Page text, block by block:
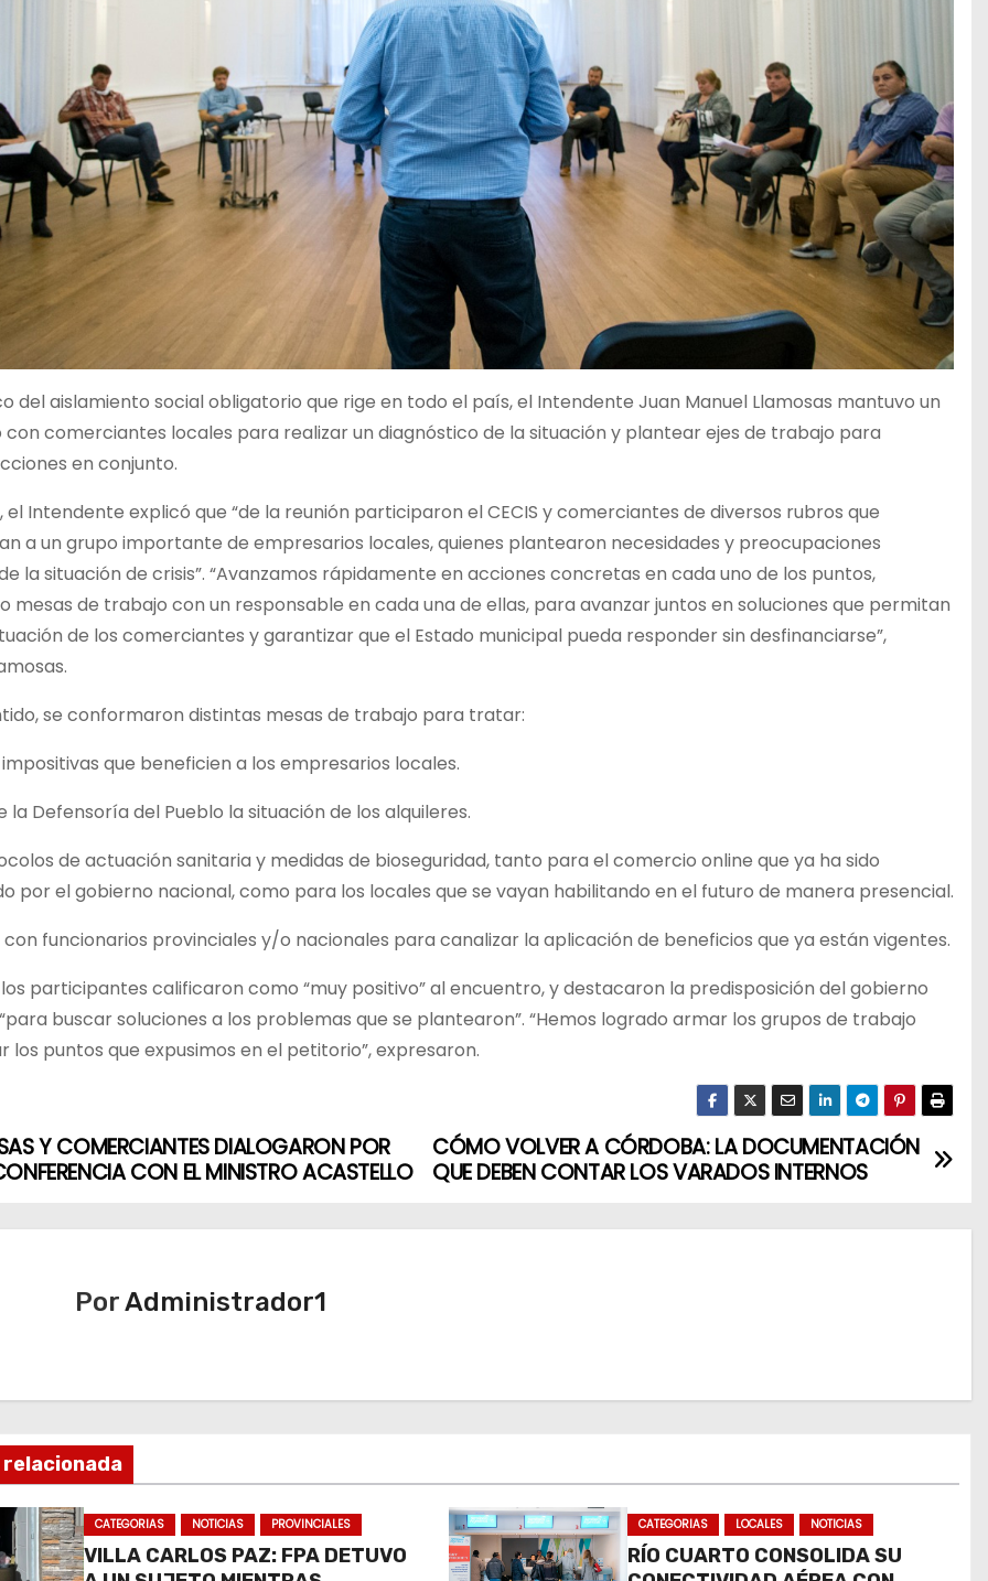
del aislamiento social obligatorio que rige en todo el país, el Intendente Juan Manuel Llamosas mantuvo un
comerciantes locales para realizar un diagnóstico de la situación y plantear ejes de trabajo para
en conjunto.
el Intendente explicó que “de la reunión participaron el CECIS y comerciantes de diversos rubros que
a un grupo importante de empresarios locales, quienes plantearon necesidades y preocupaciones
la situación de crisis”. “Avanzamos rápidamente en acciones concretas en cada uno de los puntos,
mesas de trabajo con un responsable en cada una de ellas, para avanzar juntos en soluciones que permitan
de los comerciantes y garantizar que el Estado municipal pueda responder sin desfinanciarse”,
se conformaron distintas mesas de trabajo para tratar:
que beneficien a los empresarios locales.
la Defensoría del Pueblo la situación de los alquileres.
de actuación sanitaria y medidas de bioseguridad, tanto para el comercio online que ya ha sido
por el gobierno nacional, como para los locales que se vayan habilitando en el futuro de manera presencial.
con funcionarios provinciales y/o nacionales para canalizar la aplicación de beneficios que ya están vigentes.
participantes calificaron como “muy positivo” al encuentro, y destacaron la predisposición del gobierno
buscar soluciones a los problemas que se plantearon”. “Hemos logrado armar los grupos de trabajo
los puntos que expusimos en el petitorio”, expresaron.
CÓMO VOLVER A CÓRDOBA: LA DOCUMENTACIÓN
QUE DEBEN CONTAR LOS VARADOS INTERNOS
Y COMERCIANTES DIALOGARON POR
CON EL MINISTRO ACASTELLO
PorAdministrador1
CATEGORIAS NOTICIAS PROVINCIALES
VILLA CARLOS PAZ: FPA DETUVO
CATEGORIAS LOCALES NOTICIAS
RÍO CUARTO CONSOLIDA SU